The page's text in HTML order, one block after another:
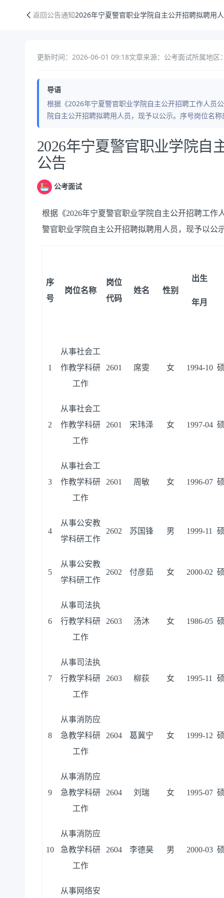
返回公告通知2026年宁夏警官职业学院自主公开招聘拟聘用
更新时间：2026-06-01 09:18文章来源：公考面试所属地区
导语
根据《2026年宁夏警官职业学院自主公开招聘工作人员
院自主公开招聘拟聘用人员，现予以公示。序号岗位名
公告正文
2026年宁夏警官职业学院自
公告
公考面试
根据《2026年宁夏警官职业学院自主公开招聘工作
警官职业学院自主公开招聘拟聘用人员，现予以公
序
号
岗位名称
岗位
代码
姓名 性别
出生
年月
1
从事社会工
作教学科研
工作
2601 席雯 女 1994-10
2
从事社会工
作教学科研
工作
2601 宋玮泽 女 1997-04
3
从事社会工
作教学科研
工作
2601 周敏 女 1996-07
4
从事公安教
学科研工作
2602 苏国锋 男 1999-11
5
从事公安教
学科研工作
2602 付彦茹 女 2000-02
6
从事司法执
行教学科研
工作
2603 汤沐 女 1986-05
7
从事司法执
行教学科研
工作
2603 柳荻 女 1995-11
8
从事消防应
急教学科研
工作
2604 葛冀宁 女 1999-12
9
从事消防应
急教学科研
工作
2604 刘瑞 女 1995-07
10
从事消防应
急教学科研
工作
2604 李德昊 男 2000-03
从事网络安